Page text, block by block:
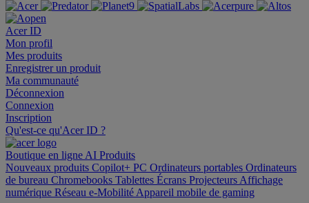
Acer ID
Mon profil
Mes produits
Enregistrer un produit
Ma communauté
Déconnexion
Connexion
Inscription
Qu'est-ce qu'Acer ID ?
Boutique en ligne AI Produits
Nouveaux produits Copilot+ PC Ordinateurs portables Ordinateurs
de bureau Chromebooks Tablettes Écrans Projecteurs Affichage
numérique Réseau e-Mobilité Appareil mobile de gaming